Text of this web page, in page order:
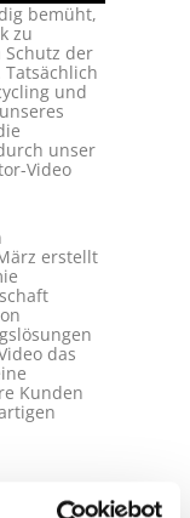
bemüht,
zu
der
und
unser
Video
erstellt
das
Kunden
BOTTA-VERPACKUNG ERZEUGT BUZZ IN DER INDUSTRIE